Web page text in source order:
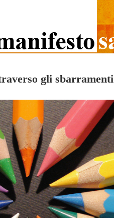
gli sbarramenti